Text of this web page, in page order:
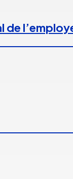
de